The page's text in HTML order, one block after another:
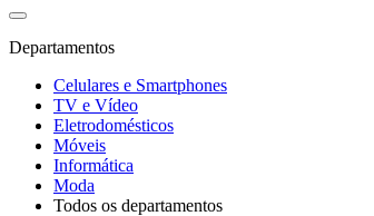
Departamentos
Celulares e Smartphones
TV e Vídeo
Eletrodomésticos
Móveis
Informática
Moda
Todos os departamentos